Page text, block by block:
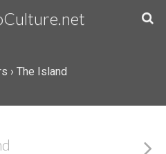
› The Island